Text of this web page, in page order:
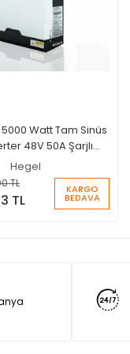
Watt Tam Sinüs
48V 50A Şarjlı
İnverter
Hegel
TL
TL
KARGO
BEDAVA